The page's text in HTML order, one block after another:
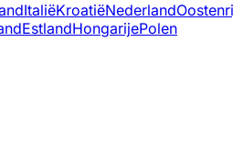
ItaliëKroatiëNederland
EstlandHongarijePolen